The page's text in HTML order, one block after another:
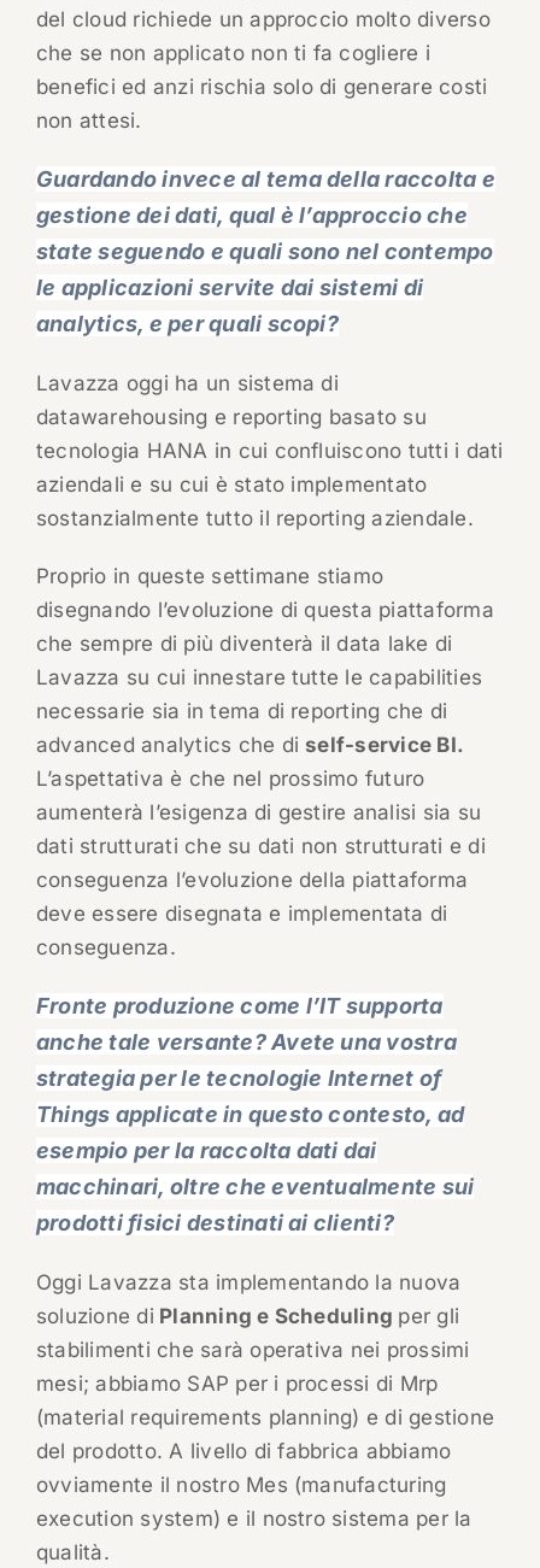
del cloud richiede un approccio molto diverso
che se non applicato non ti fa cogliere i
benefici ed anzi rischia solo di generare costi
non attesi.
Guardando invece al tema della raccolta e
gestione dei dati, qual è l’approccio che
state seguendo e quali sono nel contempo
le applicazioni servite dai sistemi di
analytics, e per quali scopi?
Lavazza oggi ha un sistema di
datawarehousing e reporting basato su
tecnologia HANA in cui confluiscono tutti i dati
aziendali e su cui è stato implementato
sostanzialmente tutto il reporting aziendale.
Proprio in queste settimane stiamo
disegnando l’evoluzione di questa piattaforma
che sempre di più diventerà il data lake di
Lavazza su cui innestare tutte le capabilities
necessarie sia in tema di reporting che di
advanced analytics che di self-service BI.
L’aspettativa è che nel prossimo futuro
aumenterà l’esigenza di gestire analisi sia su
dati strutturati che su dati non strutturati e di
conseguenza l’evoluzione della piattaforma
deve essere disegnata e implementata di
conseguenza.
Fronte produzione come l’IT supporta
anche tale versante? Avete una vostra
strategia per le tecnologie Internet of
Things applicate in questo contesto, ad
esempio per la raccolta dati dai
macchinari, oltre che eventualmente sui
prodotti fisici destinati ai clienti?
Oggi Lavazza sta implementando la nuova
soluzione di Planning e Scheduling per gli
stabilimenti che sarà operativa nei prossimi
mesi; abbiamo SAP per i processi di Mrp
(material requirements planning) e di gestione
del prodotto. A livello di fabbrica abbiamo
ovviamente il nostro Mes (manufacturing
execution system) e il nostro sistema per la
qualità.